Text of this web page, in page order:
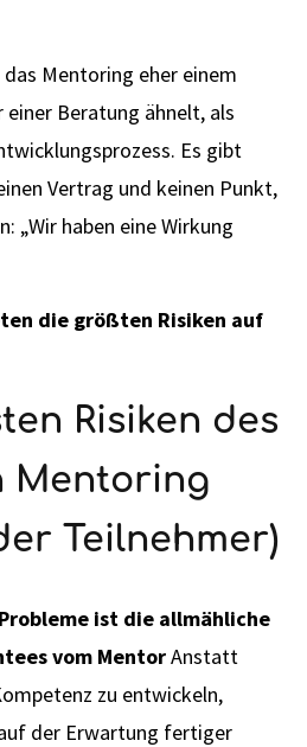
Mentoring eher einem
einer Beratung ähnelt, als
Es gibt
Vertrag und keinen Punkt,
„Wir haben eine Wirkung
die größten Risiken auf
Risiken des
Mentoring
Teilnehmer)
ist die allmähliche
vom MentorAnstatt
zu entwickeln,
der Erwartung fertiger